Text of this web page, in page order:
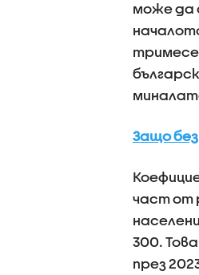
може да
Защо
част от
300.
през